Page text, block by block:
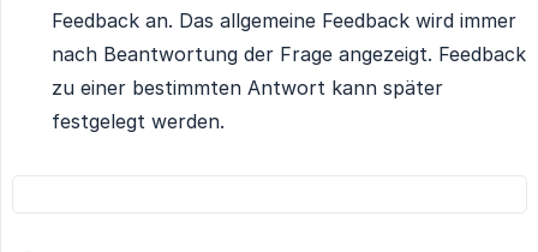
Feedback an. Das allgemeine Feedback wird immer
nach Beantwortung der Frage angezeigt. Feedback
zu einer bestimmten Antwort kann später
festgelegt werden.